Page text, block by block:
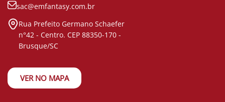
sac@emfantasy.com.br
Rua Prefeito Germano Schaefer
n°42 - Centro. CEP 88350-170 -
Brusque/SC
VER NO MAPA